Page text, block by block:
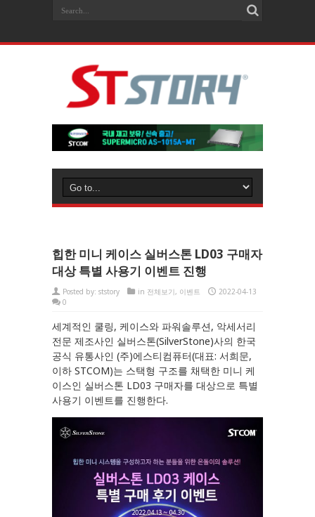
힙한 미니 케이스 실버스톤 LD03 구매자
대상 특별 사용기 이벤트 진행
Posted by: ststory in 전체보기, 이벤트
2022-04-13
0
세계적인 쿨링, 케이스와 파워솔루션, 악세서리
전문 제조사인 실버스톤(SilverStone)사의 한국
공식 유통사인 (주)에스티컴퓨터(대표: 서희문,
이하 STCOM)는 스택형 구조를 채택한 미니 케
이스인 실버스톤 LD03 구매자를 대상으로 특별
사용기 이벤트를 진행한다.